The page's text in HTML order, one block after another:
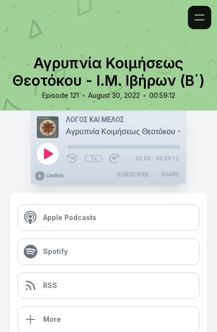
Αγρυπνία Κοιμήσεως
Θεοτόκου - Ι.Μ. Ιβήρων (Β΄)
Episode 121 • August 30, 2022 • 00:59:12
ΛΟΓΟΣ ΚΑΙ ΜΕΛΟΣ
1x 00:00 / 00:59:12
SUBSCRIBE SHARE
Apple Podcasts
Spotify
RSS
More